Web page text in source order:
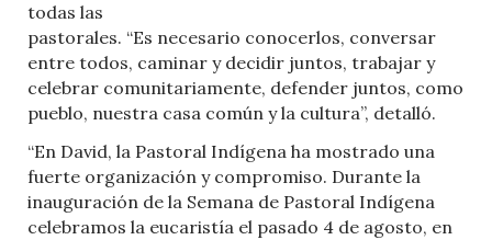
todas las
pastorales. “Es necesario conocerlos, conversar
entre todos, caminar y decidir juntos, trabajar y
celebrar comunitariamente, defender juntos, como
pueblo, nuestra casa común y la cultura”, detalló.
“En David, la Pastoral Indígena ha mostrado una
fuerte organización y compromiso. Durante la
inauguración de la Semana de Pastoral Indígena
celebramos la eucaristía el pasado 4 de agosto, en